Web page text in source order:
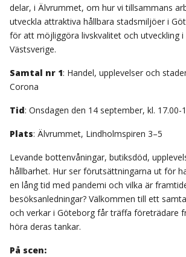
delar, i Älvrummet, om hur vi tillsammans
utveckla attraktiva hållbara stadsmiljöer i
för att möjliggöra livskvalitet och utveckling
Västsverige.
Samtal nr 1: Handel, upplevelser och
Corona
Tid: Onsdagen den 14 september, kl. 17.00-
Plats: Älvrummet, Lindholmspiren 3–5
Levande bottenvåningar, butiksdöd,
hållbarhet. Hur ser förutsättningarna ut för
en lång tid med pandemi och vilka är
besöksanledningar? Välkommen till ett
och verkar i Göteborg får träffa företrädare
höra deras tankar.
På scen: